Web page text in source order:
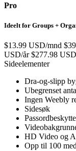
Pro
Ideelt for Groups +
$13.99 USD/mnd
USD/år$277.98
Sideelementer
Dra-og-slipp
Ubegrenset
Ingen Weebly
Sidesøk
HD Video og
Opp til 100